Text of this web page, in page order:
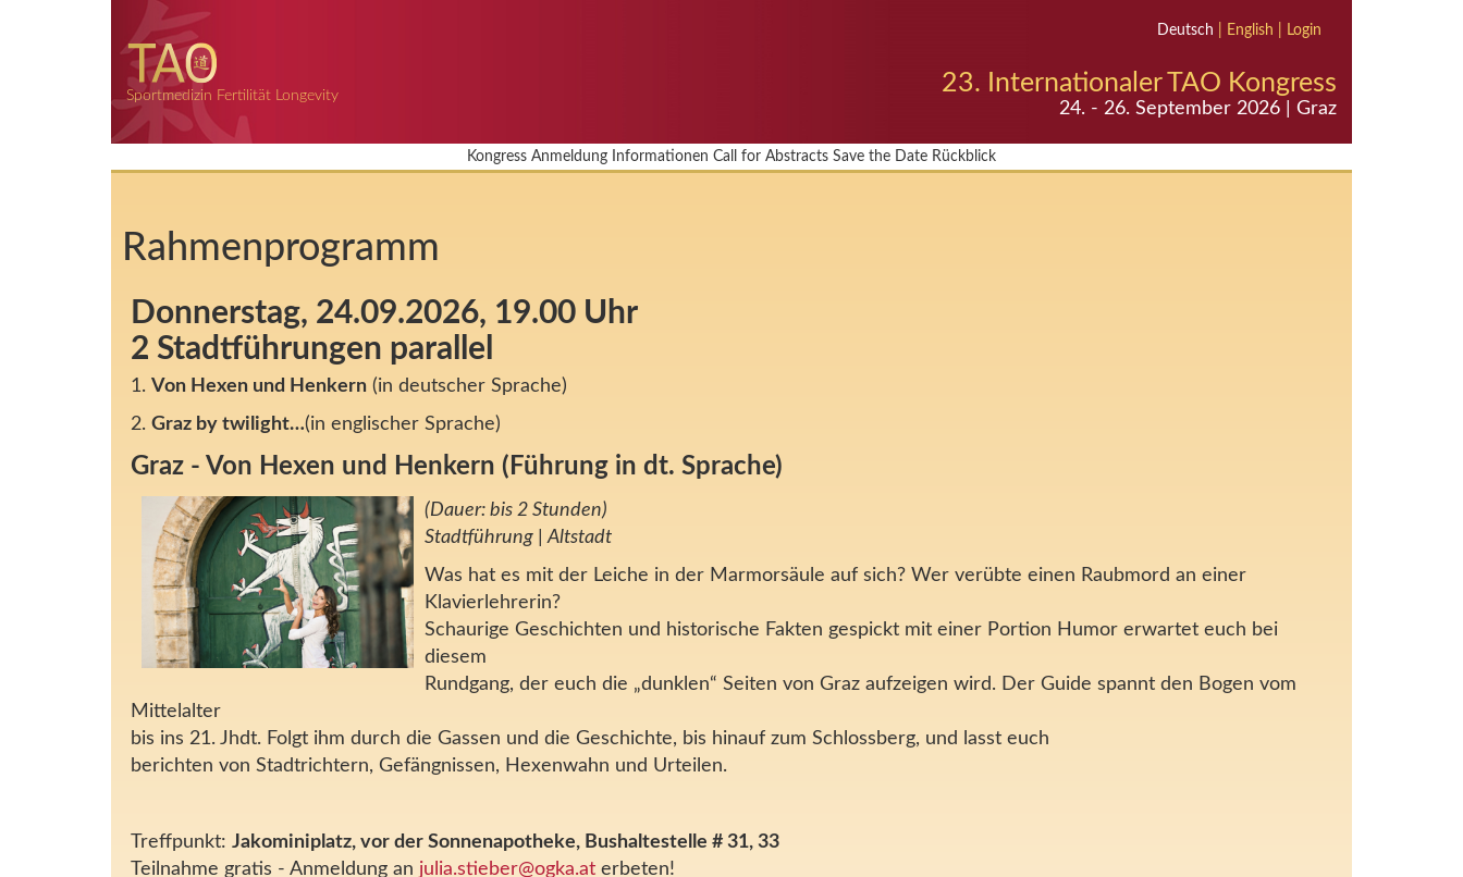
Deutsch English Login
Sportmedizin Fertilität Longevity 23. Internationaler TAO Kongress
24. - 26. September 2026 | Graz
Kongress Anmeldung Informationen Call for Abstracts Save the Date Rückblick
Rahmenprogramm
Donnerstag, 24.09.2026, 19.00 Uhr
2 Stadtführungen parallel
1. Von Hexen und Henkern (in deutscher Sprache)
2. Graz by twilight…(in englischer Sprache)
Graz - Von Hexen und Henkern (Führung in dt. Sprache)
(Dauer: bis 2 Stunden)
Stadtführung | Altstadt
Was hat es mit der Leiche in der Marmorsäule auf sich? Wer verübte einen Raubmord an einer
Klavierlehrerin?
Schaurige Geschichten und historische Fakten gespickt mit einer Portion Humor erwartet euch bei
diesem
Rundgang, der euch die „dunklen“ Seiten von Graz aufzeigen wird. Der Guide spannt den Bogen vom
Mittelalter
bis ins 21. Jhdt. Folgt ihm durch die Gassen und die Geschichte, bis hinauf zum Schlossberg, und lasst euch
berichten von Stadtrichtern, Gefängnissen, Hexenwahn und Urteilen.
Treffpunkt: Jakominiplatz, vor der Sonnenapotheke, Bushaltestelle # 31, 33
Teilnahme gratis - Anmeldung an julia.stieber@ogka.at erbeten!